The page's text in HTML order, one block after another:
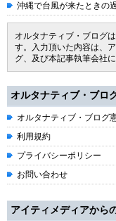
沖縄で台風が来たときの
オルタナティブ・ブログ
す。入力頂いた内容は、
グ、及び本記事執筆会社に
オルタナティブ・ブロ
オルタナティブ・ブログ
利用規約
プライバシーポリシー
お問い合わせ
アイティメディアから